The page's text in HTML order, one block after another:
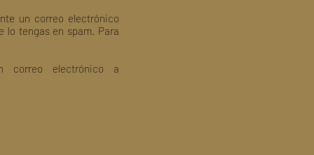
un correo electrónico
lo tengas en spam. Para
correo electrónico a